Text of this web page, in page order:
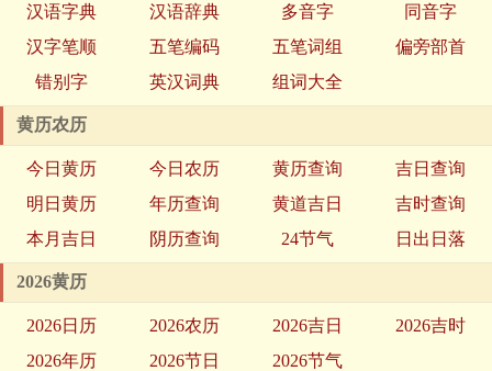
汉语字典 汉语辞典 多音字
同音字
汉字笔顺
五笔编码 五笔词组
偏旁部首
错别字
英汉词典 组词大全
黄历农历
今日黄历 今日农历 黄历查询
吉日查询
明日黄历
年历查询 黄道吉日
吉时查询
本月吉日
阴历查询 24节气 日出日落
2026黄历
2026日历 2026农历 2026吉日
2026吉时
2026年历
2026节日 2026节气